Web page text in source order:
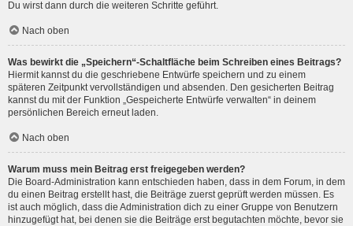
Du wirst dann durch die weiteren Schritte geführt.
Nach oben
Was bewirkt die „Speichern“-Schaltfläche beim Schreiben eines Beitrags?
Hiermit kannst du die geschriebene Entwürfe speichern und zu einem
späteren Zeitpunkt vervollständigen und absenden. Den gesicherten Beitrag
kannst du mit der Funktion „Gespeicherte Entwürfe verwalten“ in deinem
persönlichen Bereich erneut laden.
Nach oben
Warum muss mein Beitrag erst freigegeben werden?
Die Board-Administration kann entschieden haben, dass in dem Forum, in dem
du einen Beitrag erstellt hast, die Beiträge zuerst geprüft werden müssen. Es
ist auch möglich, dass die Administration dich zu einer Gruppe von Benutzern
hinzugefügt hat, bei denen sie die Beiträge erst begutachten möchte, bevor sie